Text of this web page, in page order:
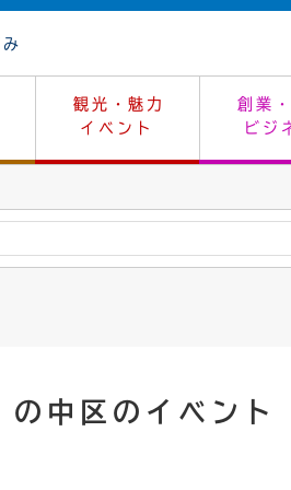
観光・魅力
イベント
創業
ビジ
下水道
費生活
住所変更
涯学習
稚園一覧
日当番医
ジャー・スポーツ
地
境対策
長の部屋
挙
監査中区のイベント